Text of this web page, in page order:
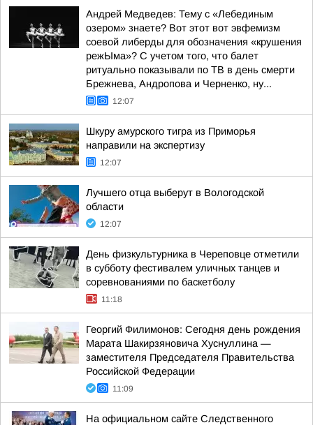
Андрей Медведев: Тему с «Лебединым
озером» знаете? Вот этот вот эвфемизм
соевой либерды для обозначения «крушения
режЫма»? С учетом того, что балет
ритуально показывали по ТВ в день смерти
Брежнева, Андропова и Черненко, ну...
12:07
Шкуру амурского тигра из Приморья
направили на экспертизу
12:07
Лучшего отца выберут в Вологодской
области
12:07
День физкультурника в Череповце отметили
в субботу фестивалем уличных танцев и
соревнованиями по баскетболу
11:18
Георгий Филимонов: Сегодня день рождения
Марата Шакирзяновича Хуснуллина —
заместителя Председателя Правительства
Российской Федерации
11:09
На официальном сайте Следственного